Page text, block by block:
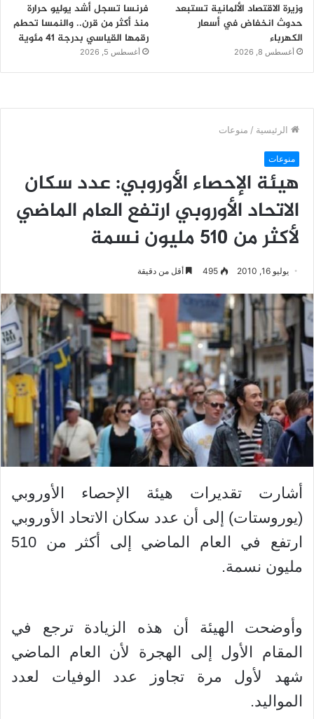
وزيرة الاقتصاد الألمانية تستبعد
حدوث انخفاض في أسعار
الكهرباء
أغسطس 8, 2026
فرنسا تسجل أشد يوليو حرارة
منذ أكثر من قرن.. والنمسا تحطم
رقمها القياسي بدرجة 41 مئوية
أغسطس 5, 2026